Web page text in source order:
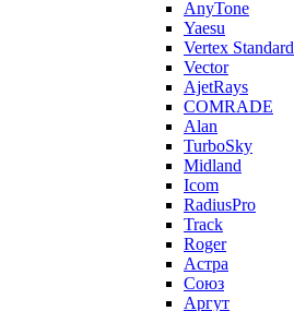
AnyTone
Yaesu
Vertex Standard
Vector
AjetRays
COMRADE
Alan
TurboSky
Midland
Icom
RadiusPro
Track
Roger
Астра
Союз
Аргут